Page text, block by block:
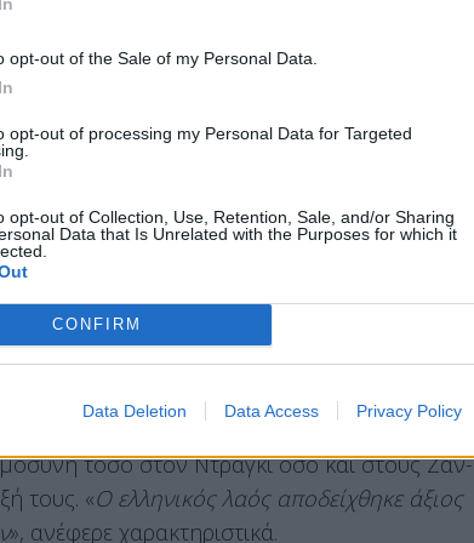
opt-out of the Sale of my Personal Data.
opt-out of processing my Personal Data for Targeted
opt-out of Collection, Use, Retention, Sale, and/or Sharing
Data that Is Unrelated with the Purposes for which it
CONFIRM
Data Deletion Data Access Privacy Policy
απ’ όλα μια επιλογή
και ιστορίες, παρά τις τραυματικές τους
«έναν αληθινό Ευρωπαίο»,
υπήρξε πηγή έμπνευσης για το τι
συμφέρον. Ιδιαίτερη αναφορά έκανε στη
την ιστορική δήλωση που
είναι έτοιμη να κάνει ό,τι χρειαστεί για να
δεν υπέφερε περισσότερο από την Ελλάδα
τόσο στον Ντράγκι όσο και στους Ζαν-
τους. «Ο ελληνικός λαός αποδείχθηκε άξιος
», ανέφερε χαρακτηριστικά.